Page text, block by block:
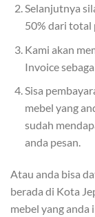
Selanjutnya
50% dari total
Kami akan
Invoice
Sisa
mebel yang
sudah
anda pesan.
Atau anda bisa
berada di Kota
mebel yang anda